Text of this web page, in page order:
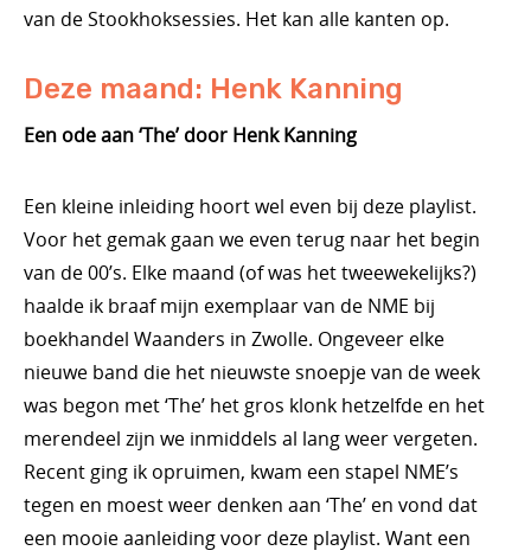
van de Stookhoksessies. Het kan alle kanten op.
Deze maand: Henk Kanning
Een ode aan ‘The’ door Henk Kanning
Een kleine inleiding hoort wel even bij deze playlist.
Voor het gemak gaan we even terug naar het begin
van de 00’s. Elke maand (of was het tweewekelijks?)
haalde ik braaf mijn exemplaar van de NME bij
boekhandel Waanders in Zwolle. Ongeveer elke
nieuwe band die het nieuwste snoepje van de week
was begon met ‘The’ het gros klonk hetzelfde en het
merendeel zijn we inmiddels al lang weer vergeten.
Recent ging ik opruimen, kwam een stapel NME’s
tegen en moest weer denken aan ‘The’ en vond dat
een mooie aanleiding voor deze playlist. Want een